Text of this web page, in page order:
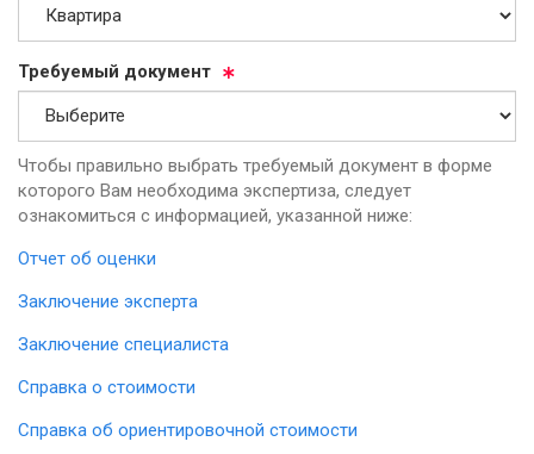
Тре­бу­емый до­ку­мент
Чтобы правильно выбрать требуемый документ в форме
которого Вам необходима экспертиза, следует
ознакомиться с информацией, указанной ниже:
Отчет об оценки
Заключение эксперта
Заключение специалиста
Справка о стоимости
Справка об ориентировочной стоимости